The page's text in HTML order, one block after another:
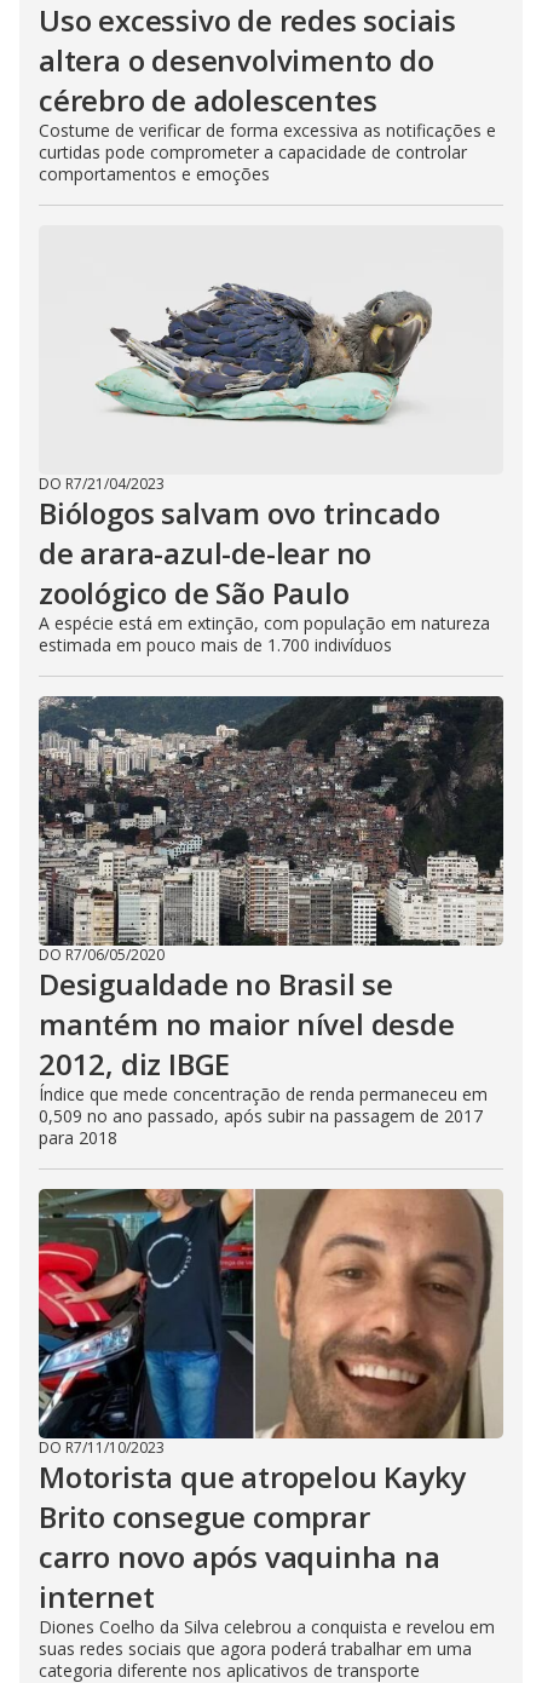
Uso excessivo de redes sociais
altera o desenvolvimento do
cérebro de adolescentes
Costume de verificar de forma excessiva as notificações e
curtidas pode comprometer a capacidade de controlar
comportamentos e emoções
DO R7/21/04/2023
Biólogos salvam ovo trincado
de arara-azul-de-lear no
zoológico de São Paulo
A espécie está em extinção, com população em natureza
estimada em pouco mais de 1.700 indivíduos
DO R7/06/05/2020
Desigualdade no Brasil se
mantém no maior nível desde
2012, diz IBGE
Índice que mede concentração de renda permaneceu em
0,509 no ano passado, após subir na passagem de 2017
para 2018
DO R7/11/10/2023
Motorista que atropelou Kayky
Brito consegue comprar
carro novo após vaquinha na
internet
Diones Coelho da Silva celebrou a conquista e revelou em
suas redes sociais que agora poderá trabalhar em uma
categoria diferente nos aplicativos de transporte